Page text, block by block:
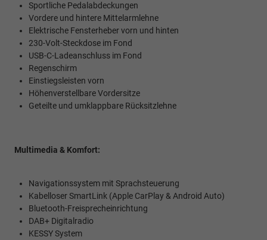
Sportliche Pedalabdeckungen
Vordere und hintere Mittelarmlehne
Elektrische Fensterheber vorn und hinten
230-Volt-Steckdose im Fond
USB-C-Ladeanschluss im Fond
Regenschirm
Einstiegsleisten vorn
Höhenverstellbare Vordersitze
Geteilte und umklappbare Rücksitzlehne
Multimedia & Komfort:
Navigationssystem mit Sprachsteuerung
Kabelloser SmartLink (Apple CarPlay & Android Auto)
Bluetooth-Freisprecheinrichtung
DAB+ Digitalradio
KESSY System